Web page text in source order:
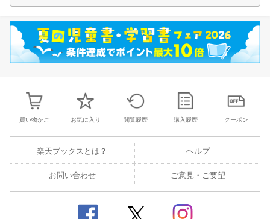
買い物かご お気に入り 閲覧履歴 購入履歴 クーポン
楽天ブックスとは？ ヘルプ
お問い合わせ ご意見・ご要望